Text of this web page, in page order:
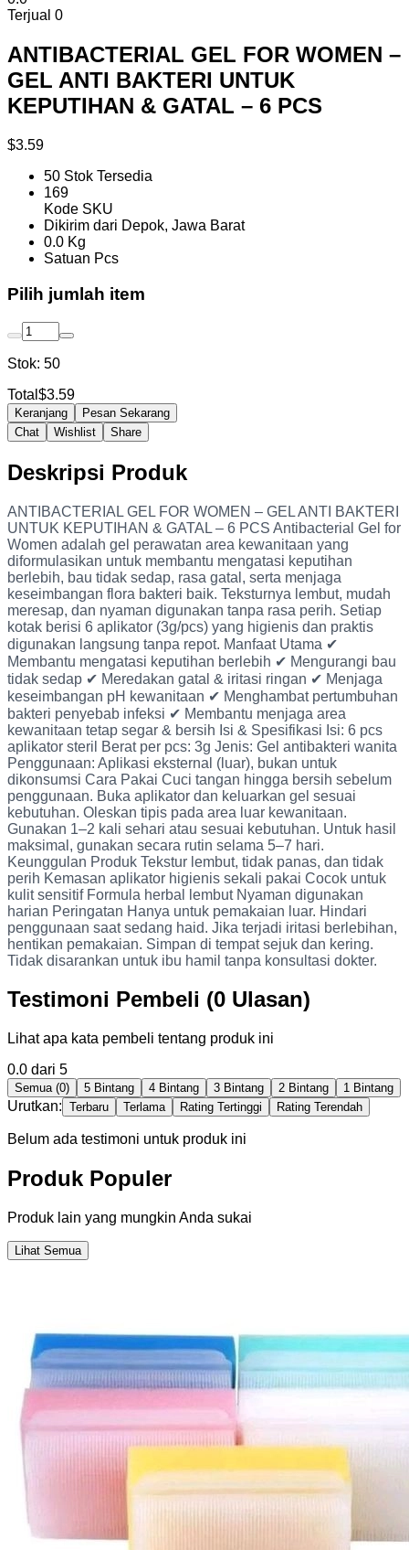
Terjual 0
ANTIBACTERIAL GEL FOR WOMEN –
GEL ANTI BAKTERI UNTUK
KEPUTIHAN & GATAL – 6 PCS
$3.59
50 Stok Tersedia
169
Kode SKU
Dikirim dari Depok, Jawa Barat
0.0 Kg
Satuan Pcs
Pilih jumlah item
Stok: 50
Total $3.59
Keranjang
Pesan Sekarang
Chat
Wishlist Share
Deskripsi Produk
ANTIBACTERIAL GEL FOR WOMEN – GEL ANTI BAKTERI
UNTUK KEPUTIHAN & GATAL – 6 PCS Antibacterial Gel for
Women adalah gel perawatan area kewanitaan yang
diformulasikan untuk membantu mengatasi keputihan
berlebih, bau tidak sedap, rasa gatal, serta menjaga
keseimbangan flora bakteri baik. Teksturnya lembut, mudah
meresap, dan nyaman digunakan tanpa rasa perih. Setiap
kotak berisi 6 aplikator (3g/pcs) yang higienis dan praktis
digunakan langsung tanpa repot. Manfaat Utama ✔
Membantu mengatasi keputihan berlebih ✔ Mengurangi bau
tidak sedap ✔ Meredakan gatal & iritasi ringan ✔ Menjaga
keseimbangan pH kewanitaan ✔ Menghambat pertumbuhan
bakteri penyebab infeksi ✔ Membantu menjaga area
kewanitaan tetap segar & bersih Isi & Spesifikasi Isi: 6 pcs
aplikator steril Berat per pcs: 3g Jenis: Gel antibakteri wanita
Penggunaan: Aplikasi eksternal (luar), bukan untuk
dikonsumsi Cara Pakai Cuci tangan hingga bersih sebelum
penggunaan. Buka aplikator dan keluarkan gel sesuai
kebutuhan. Oleskan tipis pada area luar kewanitaan.
Gunakan 1–2 kali sehari atau sesuai kebutuhan. Untuk hasil
maksimal, gunakan secara rutin selama 5–7 hari.
Keunggulan Produk Tekstur lembut, tidak panas, dan tidak
perih Kemasan aplikator higienis sekali pakai Cocok untuk
kulit sensitif Formula herbal lembut Nyaman digunakan
harian Peringatan Hanya untuk pemakaian luar. Hindari
penggunaan saat sedang haid. Jika terjadi iritasi berlebihan,
hentikan pemakaian. Simpan di tempat sejuk dan kering.
Tidak disarankan untuk ibu hamil tanpa konsultasi dokter.
Testimoni Pembeli (0 Ulasan)
Lihat apa kata pembeli tentang produk ini
0.0 dari 5
Semua (0) 5 Bintang 4 Bintang 3 Bintang 2 Bintang 1 Bintang
Urutkan: Terbaru Terlama Rating Tertinggi Rating Terendah
Belum ada testimoni untuk produk ini
Produk Populer
Produk lain yang mungkin Anda sukai
Lihat Semua